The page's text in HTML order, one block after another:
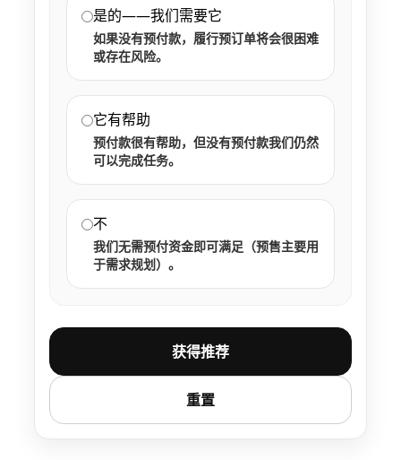
是的——我们需要它
如果没有预付款，履行预订单将会很困难
或存在风险。
它有帮助
预付款很有帮助，但没有预付款我们仍然
可以完成任务。
不
我们无需预付资金即可满足（预售主要用
于需求规划）。
获得推荐
重置